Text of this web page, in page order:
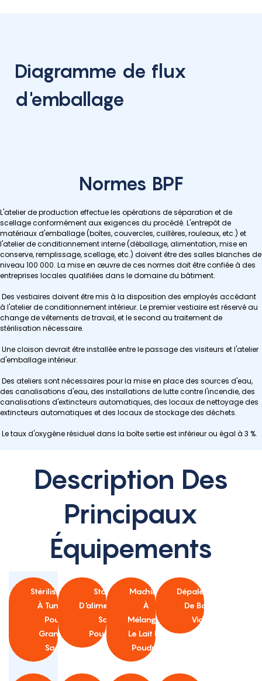
Diagramme de flux
d'emballage
Normes BPF
L'atelier de production effectue les opérations de séparation et de
scellage conformément aux exigences du procédé. L'entrepôt de
matériaux d'emballage (boîtes, couvercles, cuillères, rouleaux, etc.) et
l'atelier de conditionnement interne (déballage, alimentation, mise en
conserve, remplissage, scellage, etc.) doivent être des salles blanches de
niveau 100 000. La mise en œuvre de ces normes doit être confiée à des
entreprises locales qualifiées dans le domaine du bâtiment.
Des vestiaires doivent être mis à la disposition des employés accédant
à l'atelier de conditionnement intérieur. Le premier vestiaire est réservé au
change de vêtements de travail, et le second au traitement de
stérilisation nécessaire.
Une cloison devrait être installée entre le passage des visiteurs et l'atelier
d'emballage intérieur.
Des ateliers sont nécessaires pour la mise en place des sources d'eau,
des canalisations d'eau, des installations de lutte contre l'incendie, des
canalisations d'extincteurs automatiques, des locaux de nettoyage des
extincteurs automatiques et des locaux de stockage des déchets.
Le taux d'oxygène résiduel dans la boîte sertie est inférieur ou égal à 3 %.
Description Des
Principaux
Équipements
Stérilisateur
À Tunnel
Pour
Grands
Sacs
Station
D'alimentation
Sans
Poussière
Machine
À
Mélanger
Le Lait En
Poudre
Dépalettiseur
De Boîtes
Vides